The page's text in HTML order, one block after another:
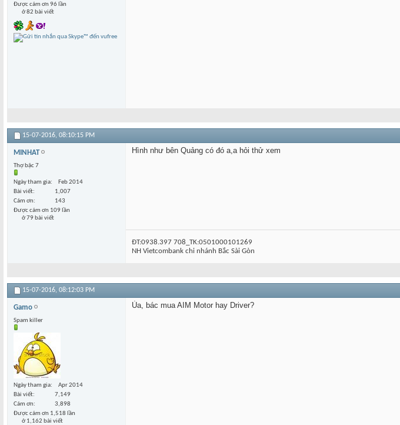
Được cám ơn 96 lần
ở 82 bài viết
15-07-2016, 08:10:15 PM
MINHAT
Thợ bậc 7
Ngày tham gia
Feb 2014
Bài viết
1,007
Cám ơn
143
Được cám ơn 109 lần
ở 79 bài viết
Hình như bên Quảng có đó a,a hỏi thử xem
ĐT:0938.397 708_TK:0501000101269
NH Vietcombank chi nhánh Bắc Sài Gòn
15-07-2016, 08:12:03 PM
Gamo
Spam killer
Ngày tham gia
Apr 2014
Bài viết
7,149
Cám ơn
3,898
Được cám ơn 1,518 lần
ở 1,162 bài viết
Ủa, bác mua AIM Motor hay Driver?